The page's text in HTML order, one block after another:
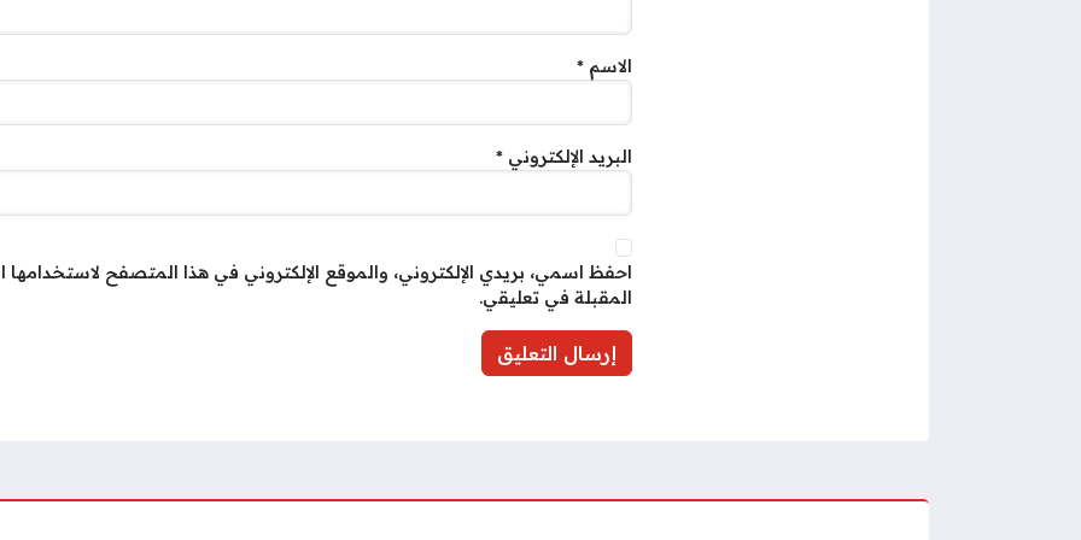
الاسم *
البريد الإلكتروني *
احفظ اسمي، بريدي الإلكتروني، والموقع الإلكتروني في هذا المتصفح لاستخدامها
المقبلة في تعليقي.